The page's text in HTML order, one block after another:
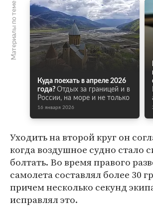
Материалы по теме
Куда поехать в апреле 2026
года? Отдых за границей и в
России, на море и не только
16 января 2026
Уходить на второй круг он
когда воздушное судно стало
болтать. Во время правого
самолета составлял более 30
причем несколько секунд
исправлял это.